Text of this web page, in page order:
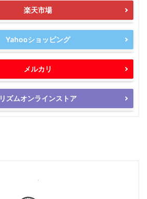
楽天市場
Yahooショッピング
メルカリ
リズムオンラインストア